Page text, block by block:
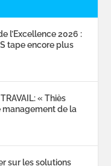
l’Excellence 2026 :
tape encore plus
« Thiès
de la
sur les solutions